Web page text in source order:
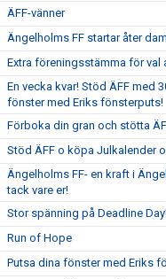
ÄFF-vänner
Ängelholms FF startar åter
Extra föreningsstämma för val
En vecka kvar! Stöd ÄFF med
fönster med Eriks fönsterputs!
Förboka din gran och stötta
Stöd ÄFF o köpa Julkalender
Ängelholms FF- en kraft i
tack vare er!
Stor spänning på Deadline
Run of Hope
Putsa dina fönster med Eriks